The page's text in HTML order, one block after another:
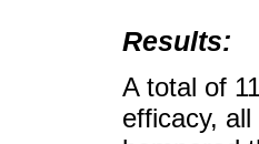
Results:
A total of
efficacy,